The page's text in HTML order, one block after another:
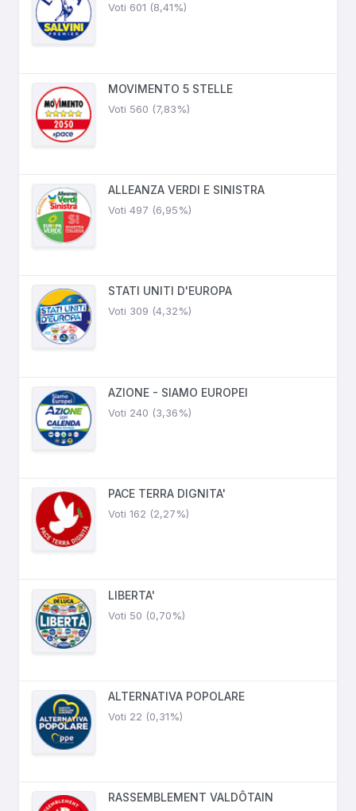
Voti 601 (8,41%)
MOVIMENTO 5 STELLE
Voti 560 (7,83%)
ALLEANZA VERDI E SINISTRA
Voti 497 (6,95%)
STATI UNITI D'EUROPA
Voti 309 (4,32%)
AZIONE - SIAMO EUROPEI
Voti 240 (3,36%)
PACE TERRA DIGNITA'
Voti 162 (2,27%)
LIBERTA'
Voti 50 (0,70%)
ALTERNATIVA POPOLARE
Voti 22 (0,31%)
RASSEMBLEMENT VALDÔTAIN